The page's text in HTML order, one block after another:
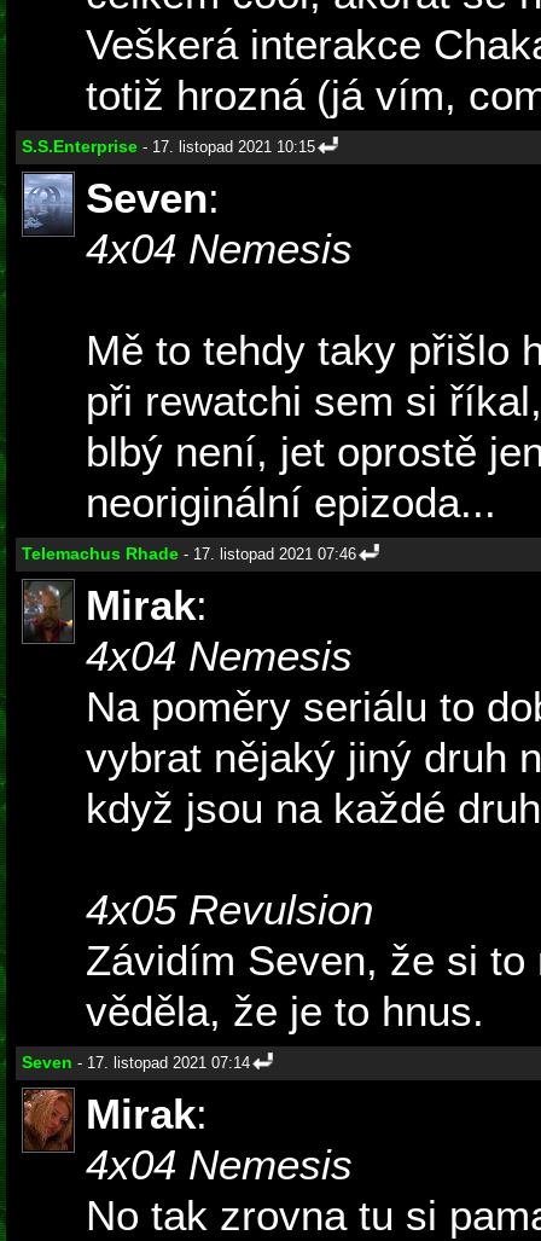
Veškerá interakce
totiž hrozná (já vím,
S.S.Enterprise - 17. listopad 2021 10:15
Seven:
4x04 Nemesis
Mě to tehdy taky přišlo
při rewatchi sem si
blbý není, jet oprostě
neoriginální epizoda...
Telemachus Rhade - 17. listopad 2021 07:46
Mirak:
4x04 Nemesis
Na poměry seriálu to
vybrat nějaký jiný druh
když jsou na každé
4x05 Revulsion
Závidím Seven, že si to
věděla, že je to hnus.
Seven - 17. listopad 2021 07:14
Mirak:
4x04 Nemesis
No tak zrovna tu si